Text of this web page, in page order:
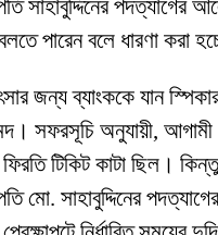
সাহাবুদ্দিনের পদত্যাগের
পারেন বলে ধারণা করা
জন্য ব্যাংককে যান
সফরসূচি অনুযায়ী, আগামী
টিকিট কাটা ছিল।
মো. সাহাবুদ্দিনের